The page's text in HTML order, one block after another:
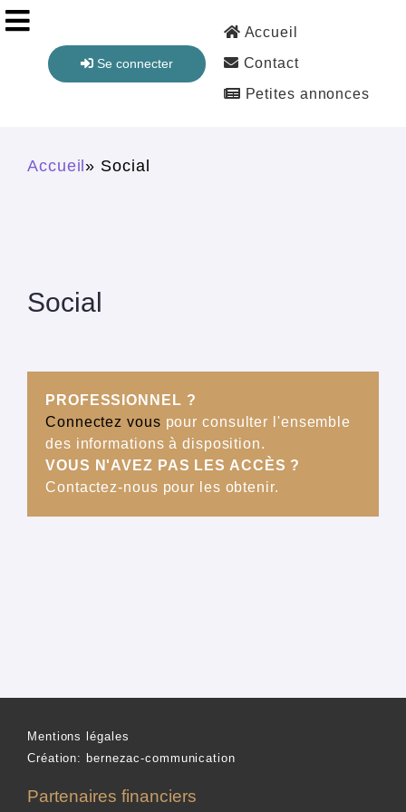
Aller au contenu principal
Se connecter
Accueil
Contact
Petites annonces
Vous êtes ici
Accueil» Social
Social
PROFESSIONNEL ?
Connectez vous pour consulter l'ensemble
des informations à disposition.
VOUS N'AVEZ PAS LES ACCÈS ?
Contactez-nous pour les obtenir.
Mentions légales
Création: bernezac-communication
Partenaires financiers